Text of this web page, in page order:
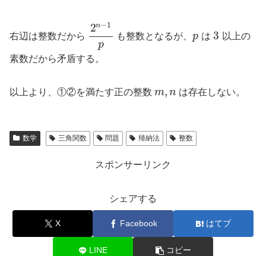
右辺は整数だから
2n−1
p
も整数となるが、p は 3 以上の
素数だから矛盾する。
以上より、①②を満たす正の整数 m, nは存在しない。
数学 三角関数 問題 帰納法 整数
スポンサーリンク
シェアする
X Facebook はてブ
LINE コピー